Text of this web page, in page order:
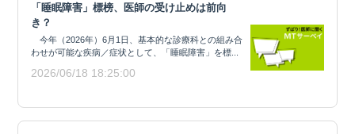
「睡眠障害」標榜、医師の受け止めは前向
き？
今年（2026年）6月1日、基本的な診療科との組み合
わせが可能な疾病／症状として、「睡眠障害」を標...
2026/06/18 18:25:00